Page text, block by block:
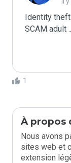
Identity
SCAM adult
1
À propos
Nous avons
sites web et
extension